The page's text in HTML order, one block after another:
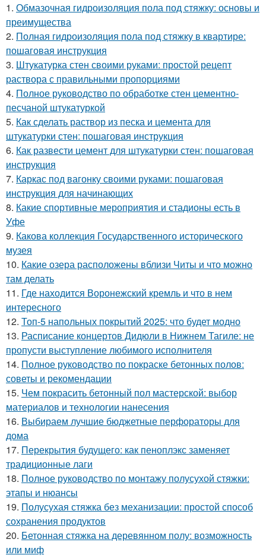
1. Обмазочная гидроизоляция пола под стяжку: основы и
преимущества
2. Полная гидроизоляция пола под стяжку в квартире:
пошаговая инструкция
3. Штукатурка стен своими руками: простой рецепт
раствора с правильными пропорциями
4. Полное руководство по обработке стен цементно-
песчаной штукатуркой
5. Как сделать раствор из песка и цемента для
штукатурки стен: пошаговая инструкция
6. Как развести цемент для штукатурки стен: пошаговая
инструкция
7. Каркас под вагонку своими руками: пошаговая
инструкция для начинающих
8. Какие спортивные мероприятия и стадионы есть в
Уфе
9. Какова коллекция Государственного исторического
музея
10. Какие озера расположены вблизи Читы и что можно
там делать
11. Где находится Воронежский кремль и что в нем
интересного
12. Топ-5 напольных покрытий 2025: что будет модно
13. Расписание концертов Дидюли в Нижнем Тагиле: не
пропусти выступление любимого исполнителя
14. Полное руководство по покраске бетонных полов:
советы и рекомендации
15. Чем покрасить бетонный пол мастерской: выбор
материалов и технологии нанесения
16. Выбираем лучшие бюджетные перфораторы для
дома
17. Перекрытия будущего: как пеноплэкс заменяет
традиционные лаги
18. Полное руководство по монтажу полусухой стяжки:
этапы и нюансы
19. Полусухая стяжка без механизации: простой способ
сохранения продуктов
20. Бетонная стяжка на деревянном полу: возможность
или миф